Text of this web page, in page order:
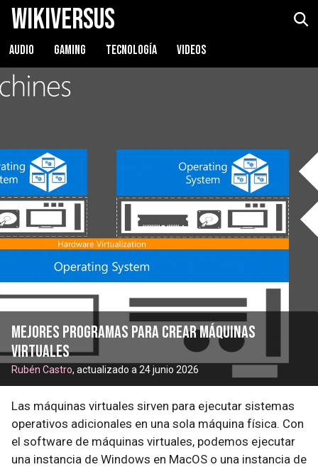
WikiVersus
AUDIO GAMING TECNOLOGÍA VIDEOS
Mejores programas para crear máquinas
virtuales
Rubén Castro, actualizado a 24 junio 2026
Las máquinas virtuales sirven para ejecutar sistemas
operativos adicionales en una sola máquina física. Con
el software de máquinas virtuales, podemos ejecutar
una instancia de Windows en MacOS o una instancia de